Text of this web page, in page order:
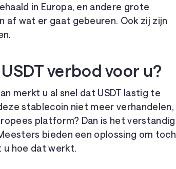
in Europa, en andere grote
af wat er gaat gebeuren. Ook zij zijn
verbod voor u?
merkt u al snel dat USDT lastig te
stablecoin niet meer verhandelen,
platform? Dan is het verstandig
bieden een oplossing om toch
u hoe dat werkt.